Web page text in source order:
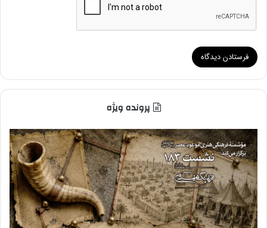
پرونده ویژه